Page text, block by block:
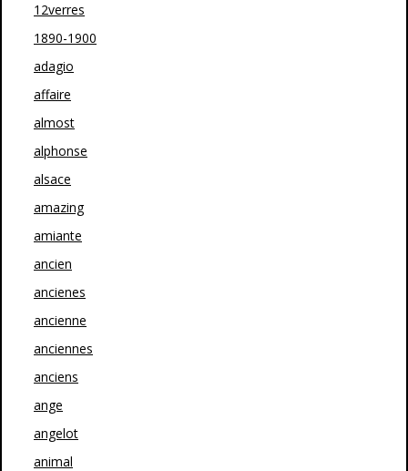
12verres
1890-1900
adagio
affaire
almost
alphonse
alsace
amazing
amiante
ancien
ancienes
ancienne
anciennes
anciens
ange
angelot
animal